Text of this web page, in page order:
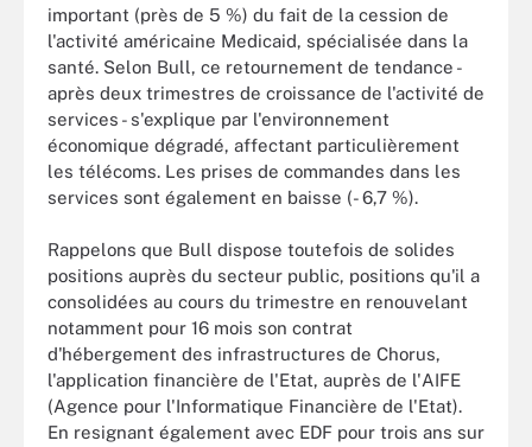
important (près de 5 %) du fait de la cession de
l'activité américaine Medicaid, spécialisée dans la
santé. Selon Bull, ce retournement de tendance -
après deux trimestres de croissance de l'activité de
services - s'explique par l'environnement
économique dégradé, affectant particulièrement
les télécoms. Les prises de commandes dans les
services sont également en baisse (- 6,7 %).
Rappelons que Bull dispose toutefois de solides
positions auprès du secteur public, positions qu'il a
consolidées au cours du trimestre en renouvelant
notamment pour 16 mois son contrat
d'hébergement des infrastructures de Chorus,
l'application financière de l'Etat, auprès de l'AIFE
(Agence pour l'Informatique Financière de l'Etat).
En resignant également avec EDF pour trois ans sur